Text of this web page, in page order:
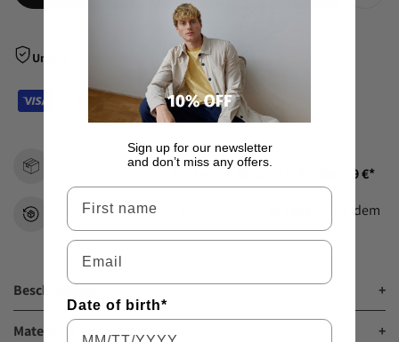
Unsere Bezahlarten
Kostenlos für Einkäufe über 79 €*
Kostenlose Rückgabe innerhalb von
nach dem
Kauf.
Beschreibung +
Material & Pflegehinweise +
Sign up for our newsletter
and don’t miss any offers.
Vorname
Email
Date of birth*